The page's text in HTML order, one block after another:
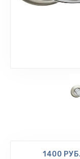
1400 РУБ.